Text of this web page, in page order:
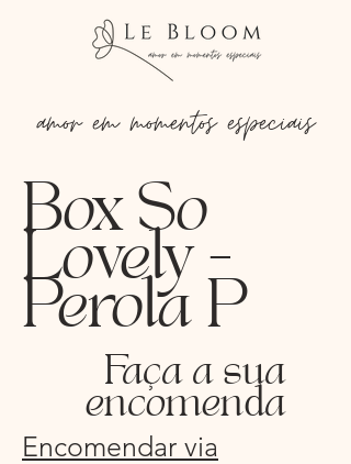
amor em momentos especiais
Box So
Lovely -
Perola P
Faça a sua
encomenda
Encomendar via